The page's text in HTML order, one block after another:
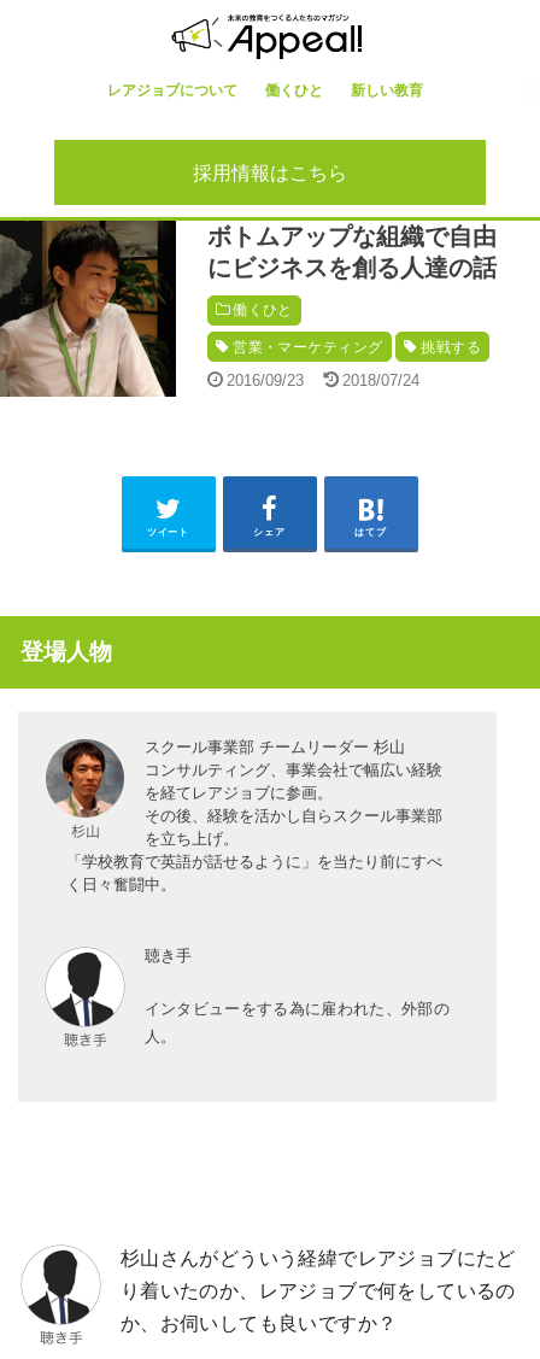
レアジョブについて 働くひと 新しい教育
採用情報はこちら
ボトムアップな組織で自由
にビジネスを創る人達の話
働くひと
営業・マーケティング 挑戦する
2016/09/23 2018/07/24
ツイート シェア はてブ
登場人物
スクール事業部 チームリーダー 杉山
コンサルティング、事業会社で幅広い経験
を経てレアジョブに参画。
その後、経験を活かし自らスクール事業部
を立ち上げ。
「学校教育で英語が話せるように」を当たり前にすべ
く日々奮闘中。
聴き手
インタビューをする為に雇われた、外部の
人。
杉山さんがどういう経緯でレアジョブにたど
り着いたのか、レアジョブで何をしているの
か、お伺いしても良いですか？